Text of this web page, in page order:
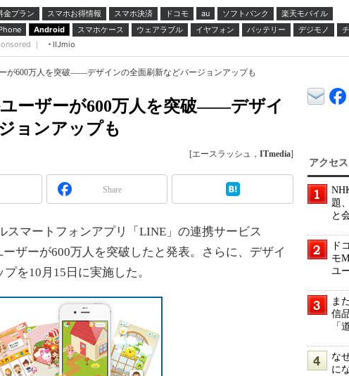
金プラン スマホお得情報 スマホ決済 ドコモ au ソフトバンク
楽天モバイル
Android スマホケース ウェアラブル イヤフォン バッテリー デジモノ
｜
IIJmio
が600万人を突破――デザインの全面刷新などバージョンアップも
ユーザーが600万人を突破――デザイ
ョンアップも
[エースラッシュ， ITmedia]
Share
マートフォンアプリ「LINE」の連携サービス
ーザーが600万人を突破したと発表。さらに、デザイ
を10月15日に実施した。
アクセ
題
と
ド
モ
ユ
ま
信
「
な
に